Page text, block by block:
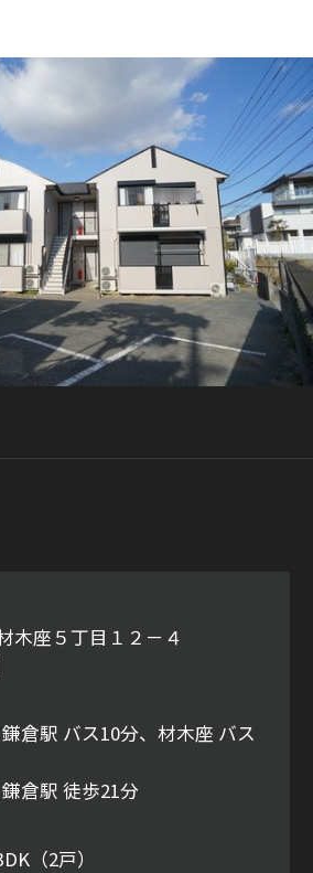
北
関東
西
中国・四国
から探す
探す
ン
木座５丁目１２－４
倉駅 バス10分、材木座 バス
倉駅 徒歩21分
（2戸）